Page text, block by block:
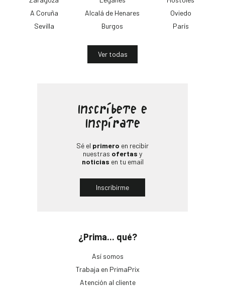
A Coruña
Sevilla
Alcalá de Henares
Burgos
Oviedo
París
Ver todas
¿Prima... qué?
Así somos
Trabaja en PrimaPrix
Atención al cliente
Inscríbete e
Inspírate
Sé el primero en recibir
nuestras ofertas y
noticias en tu email
Inscribirme